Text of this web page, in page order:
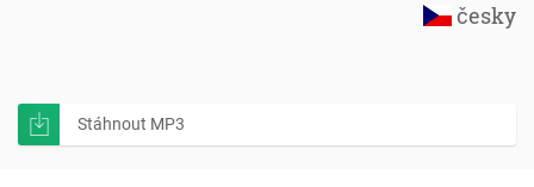
česky
Stáhnout MP3